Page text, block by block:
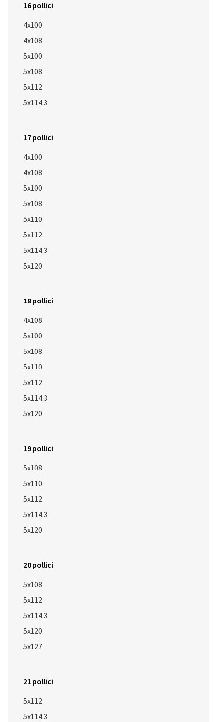
16 pollici
4x100
4x108
5x100
5x108
5x112
5x114.3
17 pollici
4x100
4x108
5x100
5x108
5x110
5x112
5x114.3
5x120
18 pollici
4x108
5x100
5x108
5x110
5x112
5x114.3
5x120
19 pollici
5x108
5x110
5x112
5x114.3
5x120
20 pollici
5x108
5x112
5x114.3
5x120
5x127
21 pollici
5x112
5x114.3